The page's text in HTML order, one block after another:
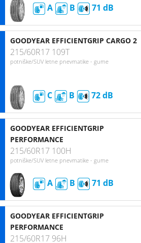
A B 71
GOODYEAR EFFICIENTGRIP CARGO 2
215/60R17 109T
potniške/SUV letne pnevmatike - gume
C B 72
GOODYEAR EFFICIENTGRIP
PERFORMANCE
215/60R17 100H
potniške/SUV letne pnevmatike - gume
A B 71
GOODYEAR EFFICIENTGRIP
PERFORMANCE
215/60R17 96H